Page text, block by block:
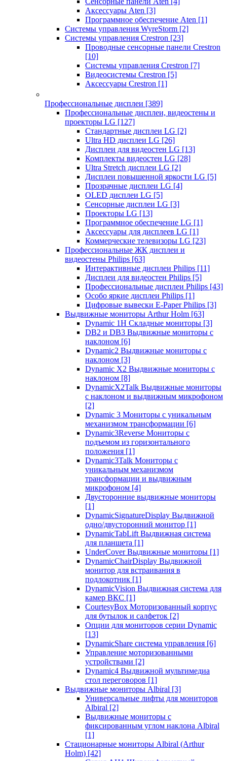
Аксессуары Aten [3]
Программное обеспечение Aten [1]
Системы управления WyreStorm [2]
Системы управления Crestron [23]
Проводные сенсорные панели Crestron
[10]
Системы управления Crestron [7]
Видеосистемы Crestron [5]
Аксессуары Crestron [1]
Профессиональные дисплеи [389]
Профессиональные дисплеи, видеостены и
проекторы LG [127]
Стандартные дисплеи LG [2]
Ultra HD дисплеи LG [26]
Дисплеи для видеостен LG [13]
Комплекты видеостен LG [28]
Ultra Stretch дисплеи LG [2]
Дисплеи повышенной яркости LG [5]
Прозрачные дисплеи LG [4]
OLED дисплеи LG [5]
Сенсорные дисплеи LG [3]
Проекторы LG [13]
Программное обеспечение LG [1]
Аксессуары для дисплеев LG [1]
Коммерческие телевизоры LG [23]
Профессиональные ЖК дисплеи и
видеостены Philips [63]
Интерактивные дисплеи Philips [11]
Дисплеи для видеостен Philips [5]
Профессиональные дисплеи Philips [43]
Особо яркие дисплеи Philips [1]
Цифровые вывески E-Paper Philips [3]
Выдвижные мониторы Arthur Holm [63]
Dynamic 1Н Складные мониторы [3]
DB2 и DB3 Выдвижные мониторы с
наклоном [6]
Dynamic2 Выдвижные мониторы с
наклоном [3]
Dynamic X2 Выдвижные мониторы с
наклоном [8]
DynamicX2Talk Выдвижные мониторы
с наклоном и выдвижным микрофоном
[2]
Dynamic 3 Мониторы с уникальным
механизмом трансформации [6]
Dynamic3Reverse Мониторы с
подъемом из горизонтального
положения [1]
Dynamic3Talk Мониторы с
уникальным механизмом
трансформации и выдвижным
микрофоном [4]
Двусторонние выдвижные мониторы
[1]
DynamicSignatureDisplay Выдвижной
одно/двусторонний монитор [1]
DynamicTabLift Выдвижная система
для планшета [1]
UnderCover Выдвижные мониторы [1]
DynamicChairDisplay Выдвижной
монитор для встраивания в
подлокотник [1]
DynamicVision Выдвижная система для
камер ВКС [1]
CourtesyBox Моторизованный корпус
для бутылок и салфеток [2]
Опции для мониторов серии Dynamic
[13]
DynamicShare система управления [6]
Управление моторизованными
устройствами [2]
Dynamic4 Выдвижной мультимедиа
стол переговоров [1]
Выдвижные мониторы Albiral [3]
Универсальные лифты для мониторов
Albiral [2]
Выдвижные мониторы с
фиксированным углом наклона Albiral
[1]
Стационарные мониторы Albiral (Arthur
Holm) [42]